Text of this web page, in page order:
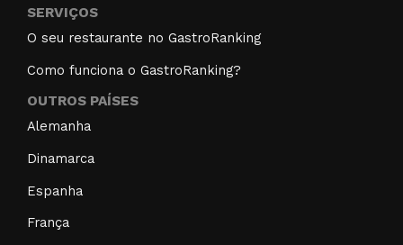
SERVIÇOS
O seu restaurante no GastroRanking
Como funciona o GastroRanking?
OUTROS PAÍSES
Alemanha
Dinamarca
Espanha
França